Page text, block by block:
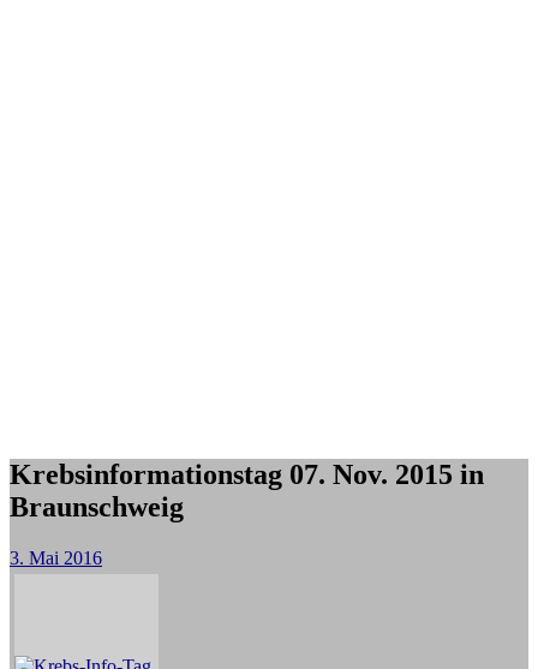
Krebsinformationstag 07. Nov. 2015 in
Braunschweig
3. Mai 2016